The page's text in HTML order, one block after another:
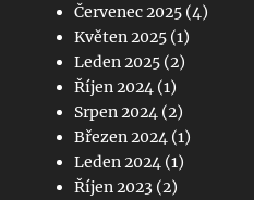
Červenec 2025 (4)
Květen 2025 (1)
Leden 2025 (2)
Říjen 2024 (1)
Srpen 2024 (2)
Březen 2024 (1)
Leden 2024 (1)
Říjen 2023 (2)